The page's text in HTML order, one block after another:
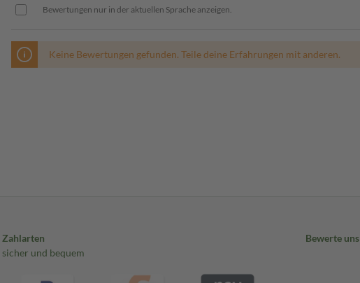
Bewertungen nur in der aktuellen Sprache anzeigen.
Keine Bewertungen gefunden. Teile deine Erfahrungen mit anderen.
Zahlarten
sicher und bequem
Bewerte uns